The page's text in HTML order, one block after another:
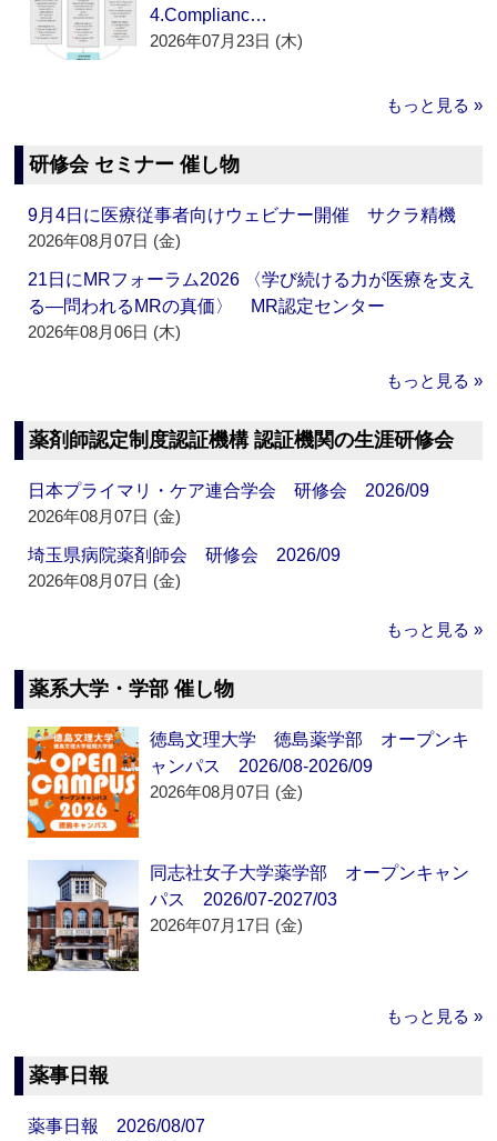
4.Complianc…
2026年07月23日 (木)
もっと見る »
研修会 セミナー 催し物
9月4日に医療従事者向けウェビナー開催 サクラ精機
2026年08月07日 (金)
21日にMRフォーラム2026 〈学び続ける力が医療を支え
る―問われるMRの真価〉 MR認定センター
2026年08月06日 (木)
もっと見る »
薬剤師認定制度認証機構 認証機関の生涯研修会
日本プライマリ・ケア連合学会 研修会 2026/09
2026年08月07日 (金)
埼玉県病院薬剤師会 研修会 2026/09
2026年08月07日 (金)
もっと見る »
薬系大学・学部 催し物
徳島文理大学 徳島薬学部 オープンキ
ャンパス 2026/08-2026/09
2026年08月07日 (金)
同志社女子大学薬学部 オープンキャン
パス 2026/07-2027/03
2026年07月17日 (金)
もっと見る »
薬事日報
薬事日報 2026/08/07